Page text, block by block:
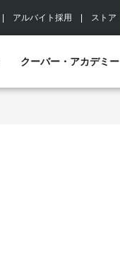
アルバイト採用 ストア
クーバー・アカデミー